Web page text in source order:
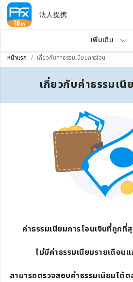
法人提携
เพิ่มเติม
หน้าแรก เกี่ยวกับค่าธรรมเนียมการโอน
เกี่ยวกับค่าธรรมเนี
ค่าธรรมเนียมการโอนเงินที่ถูกที่
ไม่มีค่าธรรมเนียมรายเดือน
สามารถตรวจสอบค่าธรรมเนียมได้ต